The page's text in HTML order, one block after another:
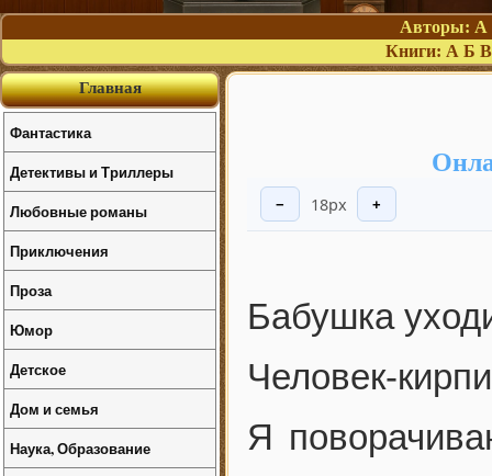
Авторы: А
Книги: А Б В
− 18px +
Бабушка
Человек-
Я
Главная
Фантастика
Детективы и Триллеры
Любовные романы
Приключения
Проза
Юмор
Детское
Дом и семья
Наука, Образование